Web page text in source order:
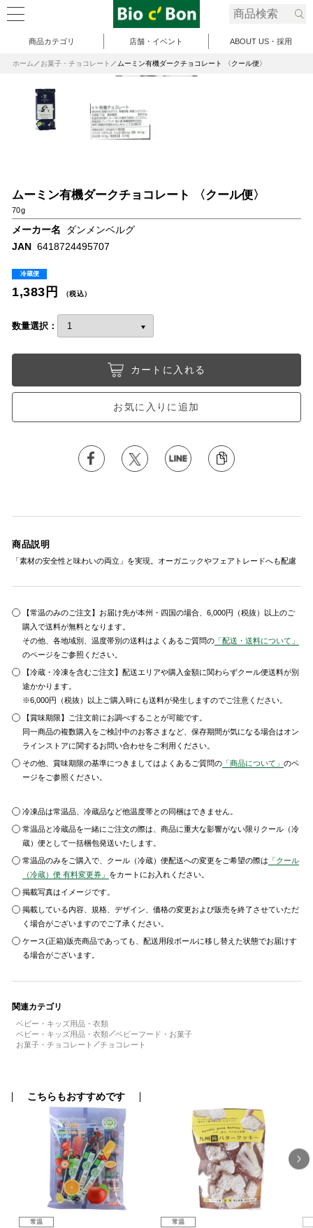
商品カテゴリ 店舗・イベント ABOUT US・採用
ホーム お菓子・チョコレート ムーミン有機ダークチョコレート 〈クール便〉
ムーミン有機ダークチョコレート 〈クール便〉
70g
メーカー名
ダンメンベルグ
JAN 6418724495707
冷蔵便
1,383円 （税込）
数量選択：
カートに入れる
お気に入りに追加
商品説明
「素材の安全性と味わいの両立」を実現。オーガニックやフェアトレードへも配慮
【常温のみのご注文】お届け先が本州・四国の場合、6,000円（税抜）以上のご
購入で送料が無料となります。
その他、各地域別、温度帯別の送料はよくあるご質問の 「配送・送料について」
のページをご参照ください。
【冷蔵・冷凍を含むご注文】配送エリアや購入金額に関わらずクール便送料が別
途かかります。
※6,000円（税抜）以上ご購入時にも送料が発生しますのでご注意ください。
【賞味期限】ご注文前にお調べすることが可能です。
同一商品の複数購入をご検討中のお客さまなど、保存期間が気になる場合はオン
ラインストアに関するお問い合わせをご利用ください。
その他、賞味期限の基準につきましてはよくあるご質問の 「商品について」のペ
ージをご参照ください。
冷凍品は常温品、冷蔵品など他温度帯との同梱はできません。
常温品と冷蔵品を一緒にご注文の際は、商品に重大な影響がない限りクール（冷
蔵）便として一括梱包発送いたします。
常温品のみをご購入で、クール（冷蔵）便配送への変更をご希望の際は 「クール
（冷蔵）便 有料変更券」 をカートにお入れください。
掲載写真はイメージです。
掲載している内容、規格、デザイン、価格の変更および販売を終了させていただ
く場合がございますのでご了承ください。
ケース(正箱)販売商品であっても、配送用段ボールに移し替えた状態でお届けす
る場合がございます。
関連カテゴリ
ベビー・キッズ用品・衣類
ベビー・キッズ用品・衣類
ベビーフード・お菓子
お菓子・チョコレート
チョコレート
こちらもおすすめです
常温 常温